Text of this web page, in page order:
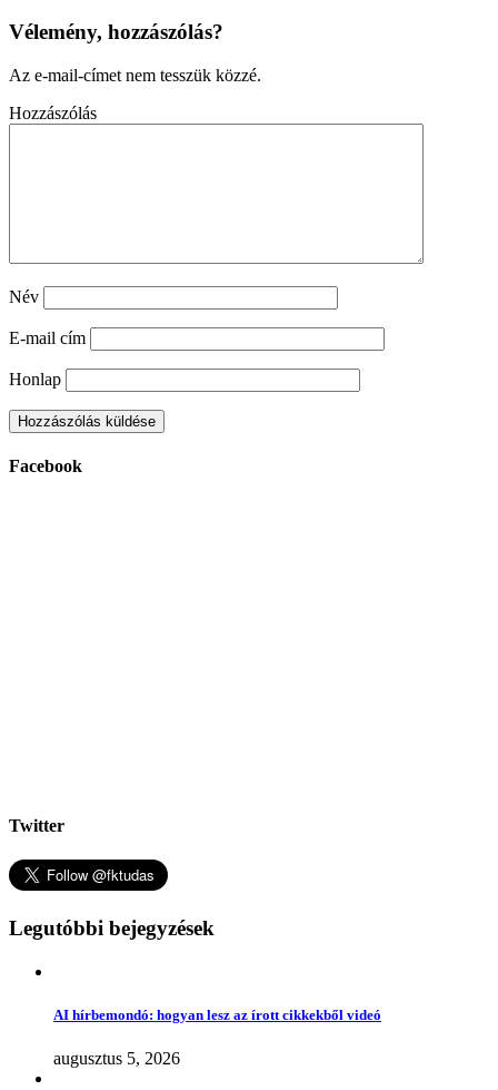
Vélemény, hozzászólás?
Az e-mail-címet nem tesszük közzé.
Hozzászólás
Név
E-mail cím
Honlap
Facebook
Twitter
Legutóbbi bejegyzések
AI hírbemondó: hogyan lesz az írott cikkekből videó
augusztus 5, 2026